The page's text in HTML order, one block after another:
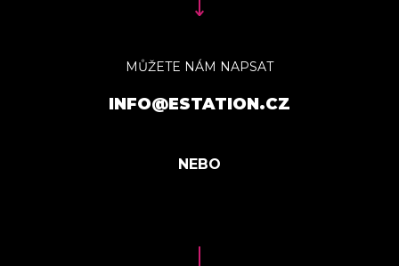
MŮŽETE NÁM NAPSAT
INFO@ESTATION.CZ